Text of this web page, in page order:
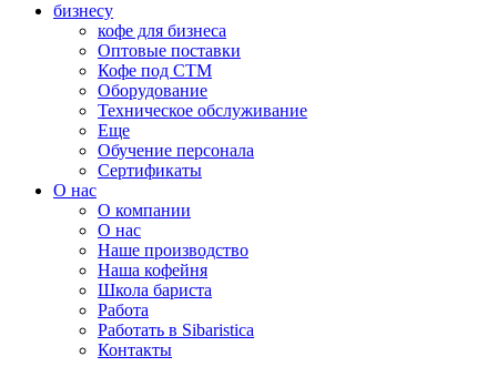
бизнесу
кофе для бизнеса
Оптовые поставки
Кофе под СТМ
Оборудование
Техническое обслуживание
Еще
Обучение персонала
Сертификаты
О нас
O компании
О нас
Наше производство
Наша кофейня
Школа бариста
Работа
Работать в Sibaristica
Контакты